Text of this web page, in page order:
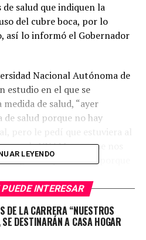
salud que indiquen la
del cubre boca, por lo
así lo informó el Gobernador
Nacional Autónoma de
estudio en el que se
de salud, “ayer
salud porque no hay
pero le pedí que estuviera al
con la UNAM para que nos
que tienen, porque
LEYENDO
INTERESAR
DE LA CARRERA “NUESTROS
SE DESTINARÁN A CASA HOGAR